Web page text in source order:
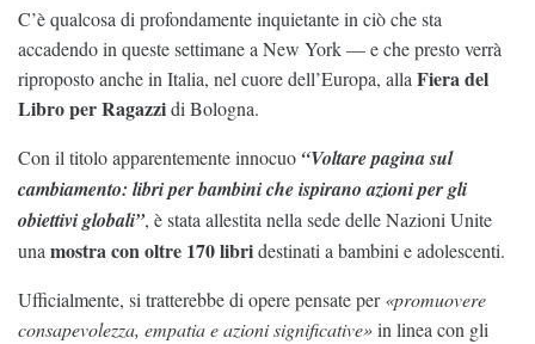
C’è qualcosa di profondamente inquietante in ciò che sta
accadendo in queste settimane a New York — e che presto verrà
riproposto anche in Italia, nel cuore dell’Europa, alla Fiera del
Libro per Ragazzidi Bologna.
Con il titolo apparentemente innocuo “Voltare pagina sul
cambiamento: libri per bambini che ispirano azioni per gli
obiettivi globali”, è stata allestita nella sede delle Nazioni Unite
una mostra con oltre 170 libridestinati a bambini e adolescenti.
Ufficialmente, si tratterebbe di opere pensate per«promuovere
consapevolezza, empatia e azioni significative»in linea con gli